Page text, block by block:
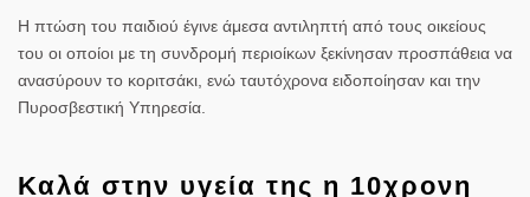
Η πτώση του παιδιού έγινε άμεσα αντιληπτή από τους οικείους
του οι οποίοι με τη συνδρομή περιοίκων ξεκίνησαν προσπάθεια να
ανασύρουν το κοριτσάκι, ενώ ταυτόχρονα ειδοποίησαν και την
Πυροσβεστική Υπηρεσία.
Καλά στην υγεία της η 10χρονη